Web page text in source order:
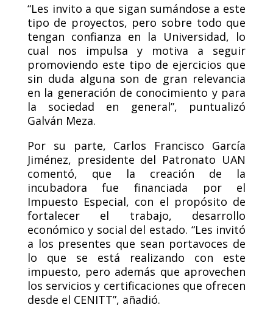
“Les invito a que sigan sumándose a este
tipo de proyectos, pero sobre todo que
tengan confianza en la Universidad, lo
cual nos impulsa y motiva a seguir
promoviendo este tipo de ejercicios que
sin duda alguna son de gran relevancia
en la generación de conocimiento y para
la sociedad en general”, puntualizó
Galván Meza.
Por su parte, Carlos Francisco García
Jiménez, presidente del Patronato UAN
comentó, que la creación de la
incubadora fue financiada por el
Impuesto Especial, con el propósito de
fortalecer el trabajo, desarrollo
económico y social del estado. “Les invitó
a los presentes que sean portavoces de
lo que se está realizando con este
impuesto, pero además que aprovechen
los servicios y certificaciones que ofrecen
desde el CENITT”, añadió.